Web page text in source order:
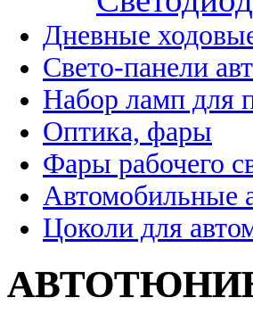
Дневные
Свето-панели
Набор ламп для
Оптика, фары
Фары рабочего
Автомобильные
Цоколи для